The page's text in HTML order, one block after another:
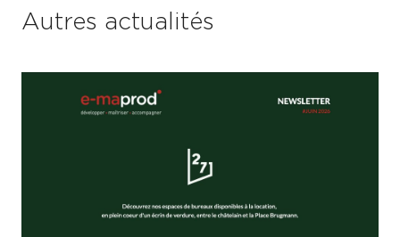
Autres actualités